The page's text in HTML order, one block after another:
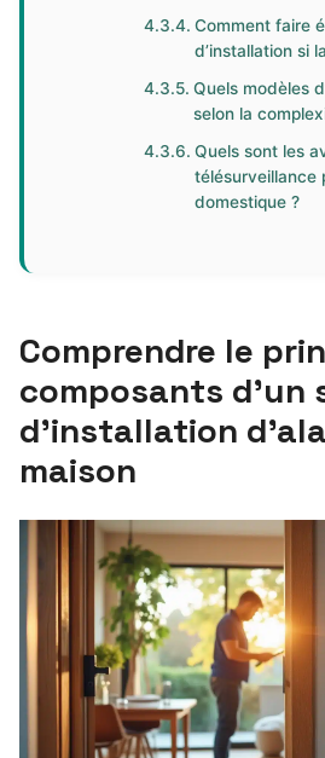
Comment faire
d’installation si
Quels modèles
selon la
Quels sont les
télésurveillance
domestique ?
Comprendre le
composants d’un
d’installation
maison